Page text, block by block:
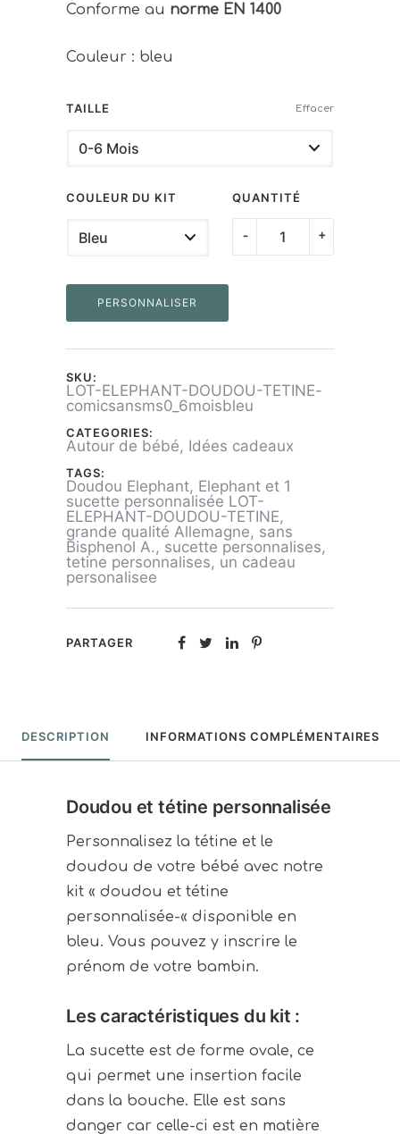
Conforme au norme EN 1400
Couleur : bleu
TAILLE
COULEUR DU KIT
Effacer
QUANTITÉ
-
quantité
personnalisée
+
PERSONNALISER
SKU:
LOT-ELEPHANT-DOUDOU-TETINE-
comicsansms0_6moisbleu
CATEGORIES:
Autour de bébé, Idées cadeaux
TAGS:
Doudou Elephant, Elephant et 1
sucette personnalisée LOT-
ELEPHANT-DOUDOU-TETINE,
grande qualité Allemagne, sans
Bisphenol A., sucette personnalises,
tetine personnalises, un cadeau
personalisee
PARTAGER
DESCRIPTION INFORMATIONS COMPLÉMENTAIRES
Doudou et tétine personnalisée
Personnalisez la tétine et le
doudou de votre bébé avec notre
kit « doudou et tétine
personnalisée-« disponible en
bleu. Vous pouvez y inscrire le
prénom de votre bambin.
Les caractéristiques du kit :
La sucette est de forme ovale, ce
qui permet une insertion facile
dans la bouche. Elle est sans
danger car celle-ci est en matière